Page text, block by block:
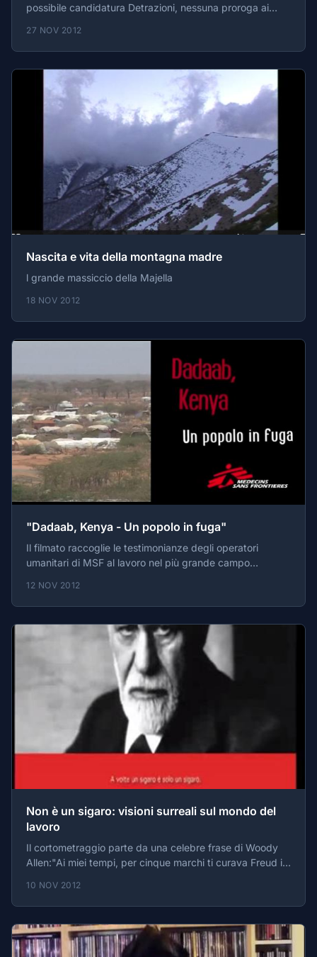
possibile candidatura Detrazioni, nessuna proroga ai
Grandi Rischi: il 23 ottobre la sentenza Italiani sempre
più poveri Premio Nobel per l'economia a Alvin Roth e
Lloyd Shapley Legge di stabilità e disabilità Sms di aiuto
anche i sordi a Roma Salerno, ludoteca "Giochi in segni"
Baumgartner l'ultrasonico
27 NOV 2012
Nascita e vita della montagna madre
l grande massiccio della Majella
18 NOV 2012
"Dadaab, Kenya - Un popolo in fuga"
Il filmato raccoglie le testimonianze degli operatori
umanitari di MSF al lavoro nel più grande campo
giorno trovano rifugio migliaia di Somali. Le condizioni
della popolazione somala, provata da vent'anni di
conflitto armato, sono aggravate dalla perdita dei capi di
bestiame e dei raccolti dovuta alla siccità, e dall'aumento
del prezzo delle derrate alimentari.
12 NOV 2012
Non è un sigaro: visioni surreali sul mondo del
lavoro
Il cortometraggio parte da una celebre frase di Woody
Allen:"Ai miei tempi, per cinque marchi ti curava Freud in
pantaloni. Per quindici marchi, Freud lasciava che tu
curassi lui, e questo includeva una scelta fra due
contorni".
10 NOV 2012